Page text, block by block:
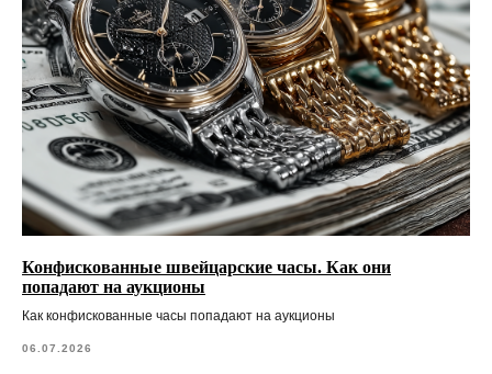
Конфискованные швейцарские часы. Как они
попадают на аукционы
Как конфискованные часы попадают на аукционы
06.07.2026